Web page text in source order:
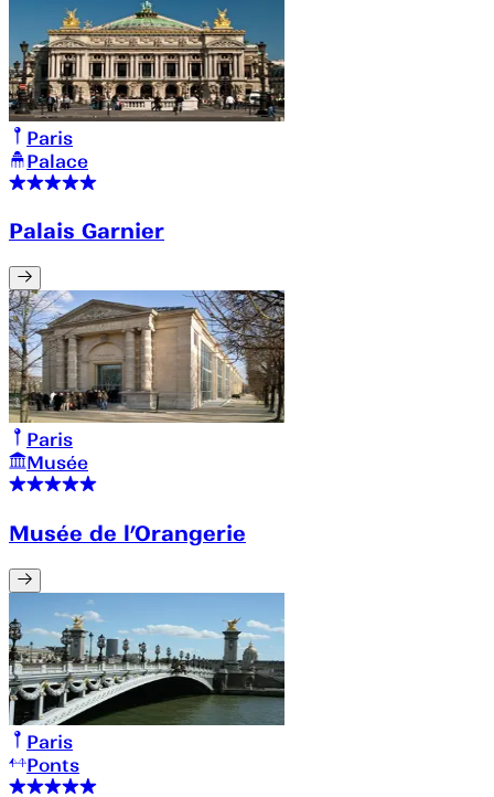
Paris
Palace
Palais Garnier
Paris
Musée
Musée de l’Orangerie
Paris
Ponts